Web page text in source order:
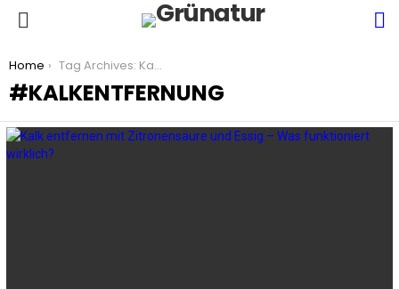
You are here:
Home Tag Archives: Kalkentfernung
KALKENTFERNUNG
LATEST